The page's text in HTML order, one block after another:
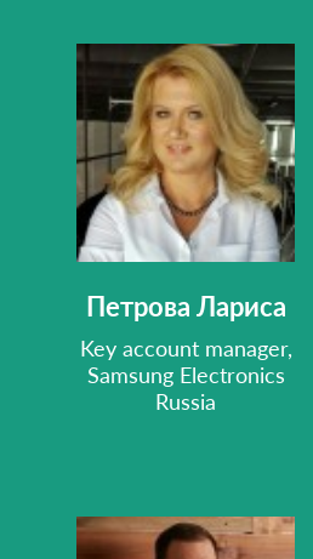
Петрова Лариса
Key account manager,
Samsung Electronics
Russia